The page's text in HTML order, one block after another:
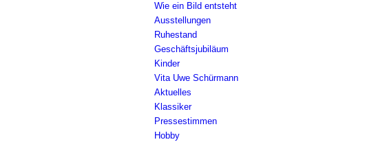
Wie ein Bild entsteht
Ausstellungen
Ruhestand
Geschäftsjubiläum
Kinder
Vita Uwe Schürmann
Aktuelles
Klassiker
Pressestimmen
Hobby